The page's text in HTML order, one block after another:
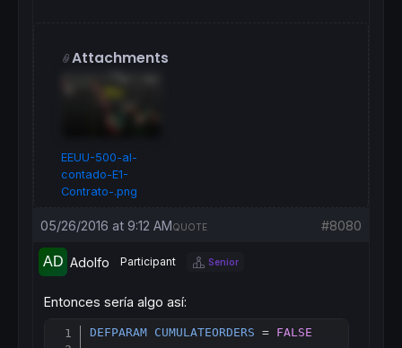
Attachments
EEUU-500-al-
contado-E1-
Contrato-.png
05/26/2016 at 9:12 AM #8080
QUOTE
Adolfo Participant Senior
Entonces sería algo así:
DEFPARAM CUMULATEORDERS = FALSE